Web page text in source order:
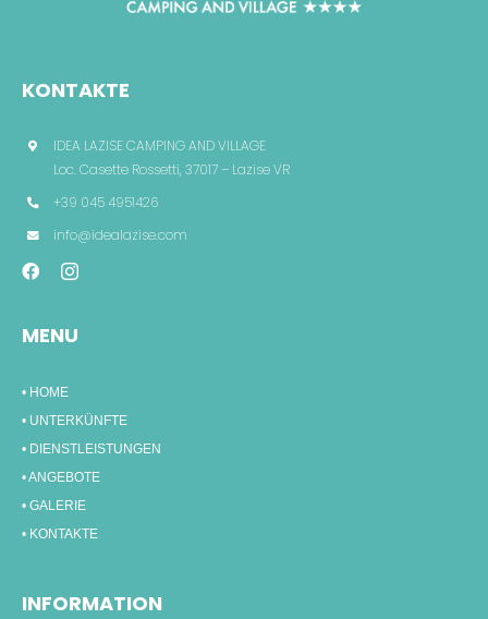
KONTAKTE
IDEA LAZISE CAMPING AND VILLAGE
Loc. Casette Rossetti, 37017 – Lazise VR
+39 045 4951426
info@idealazise.com
MENU
• HOME
• UNTERKÜNFTE
• DIENSTLEISTUNGEN
• ANGEBOTE
• GALERIE
• KONTAKTE
INFORMATION